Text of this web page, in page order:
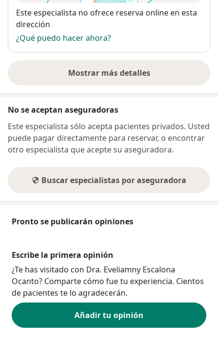
Disponibilidad
Este especialista no ofrece reserva online en esta
dirección
¿Qué puedo hacer ahora?
Mostrar más detalles
sobre la dirección
No se aceptan aseguradoras
Este especialista sólo acepta pacientes privados. Usted
puede pagar directamente para reservar, o encontrar
otro especialista que acepte su aseguradora.
Buscar especialistas por aseguradora
Pronto se publicarán opiniones
Escribe la primera opinión
¿Te has visitado con Dra. Eveliamny Escalona
Ocanto? Comparte cómo fue tu experiencia. Cientos
de pacientes te lo agradecerán.
Añadir tu opinión